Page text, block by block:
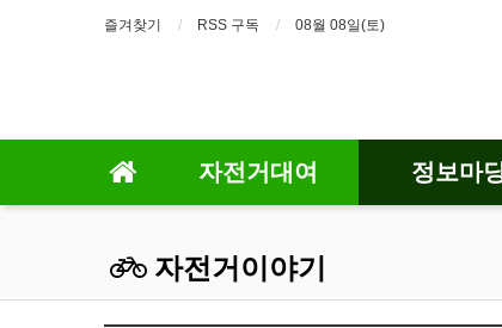
즐겨찾기 RSS 구독 08월 08일(토)
자전거대여 정보마
자전거이야기